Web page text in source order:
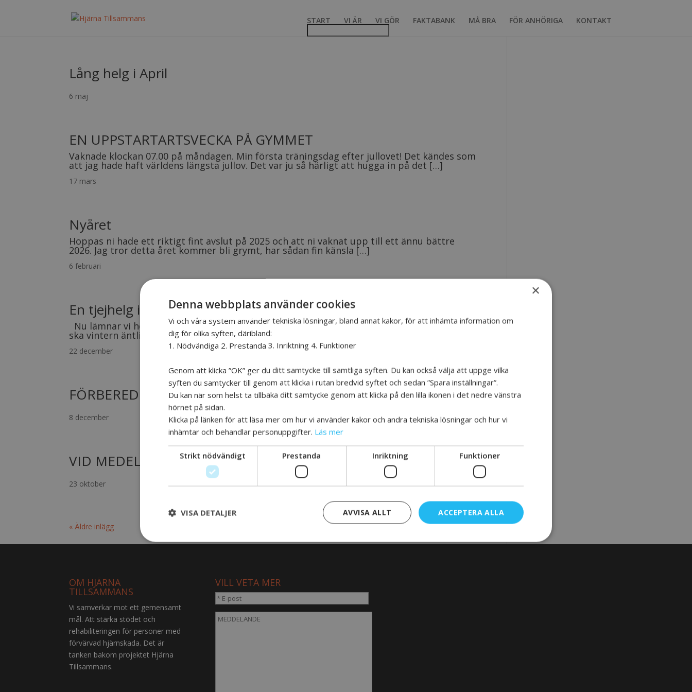
START VI ÄR VI GÖR FAKTABANK MÅ BRA FÖR ANHÖRIGA KONTAKT
Lång helg i April
6 maj
EN UPPSTARTARTSVECKA PÅ GYMMET
Vaknade klockan 07.00 på måndagen. Min första träningsdag efter jullovet! Det kändes som
att jag hade haft världens längsta jullov. Det var ju så härligt att hugga in på det […]
17 mars
Nyåret
Hoppas ni hade ett riktigt fint avslut på 2025 och att ni vaknat upp till ett ännu bättre
2026. Jag tror detta året kommer bli grymt, har sådan fin känsla […]
6 februari
En tjejhelg i Ullared
Nu lämnar vi höst mer och mer och går in i vinter. Den här veckan, i slutet av november,
ska vintern äntligen komma till Stockholm med nollgradigt och strålande […]
22 december
FÖRBEREDELSER OCH MYS INFÖR HÖSTEN
8 december
VID MEDELHAVETHAVET ELLER ALBORASJÖN…
23 oktober
« Äldre inlägg
OM HJÄRNA
TILLSAMMANS
Vi samverkar mot ett gemensamt
mål. Att stärka stödet och
rehabiliteringen för personer med
förvärvad hjärnskada. Det är
tanken bakom projektet Hjärna
Tillsammans.
VILL VETA MER
×
Denna webbplats använder cookies
Vi och våra system använder tekniska lösningar, bland annat kakor, för att inhämta information om
dig för olika syften, däribland:
1. Nödvändiga 2. Prestanda 3. Inriktning 4. Funktioner
Genom att klicka ”OK” ger du ditt samtycke till samtliga syften. Du kan också välja att uppge vilka
syften du samtycker till genom att klicka i rutan bredvid syftet och sedan ”Spara inställningar”.
Du kan när som helst ta tillbaka ditt samtycke genom att klicka på den lilla ikonen i det nedre vänstra
hörnet på sidan.
Klicka på länken för att läsa mer om hur vi använder kakor och andra tekniska lösningar och hur vi
inhämtar och behandlar personuppgifter. Läs mer
Strikt nödvändigt Prestanda Inriktning Funktioner
ACCEPTERA ALLA
AVVISA ALLT
VISA DETALJER